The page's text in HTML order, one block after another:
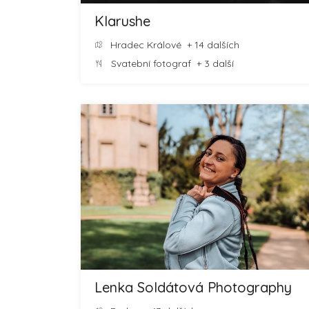
Klarushe
Hradec Králové + 14 dalších
Svatební fotograf + 3 další
Lenka Soldátová Photography